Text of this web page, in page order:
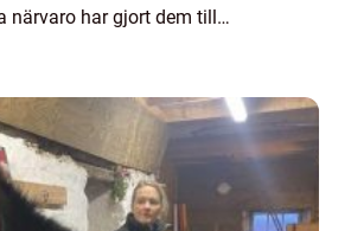
närvaro har gjort dem till